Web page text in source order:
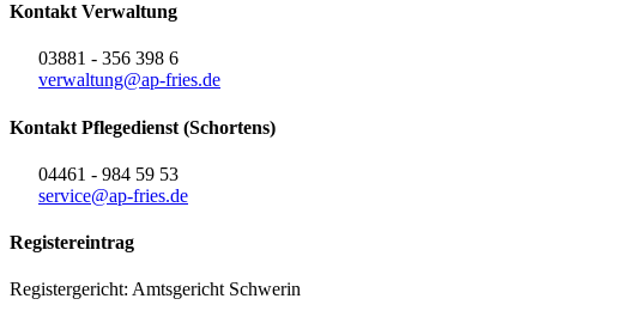
Kontakt Verwaltung
03881 - 356 398 6
verwaltung@ap-fries.de
Kontakt Pflegedienst (Schortens)
04461 - 984 59 53
service@ap-fries.de
Registereintrag
Registergericht: Amtsgericht Schwerin